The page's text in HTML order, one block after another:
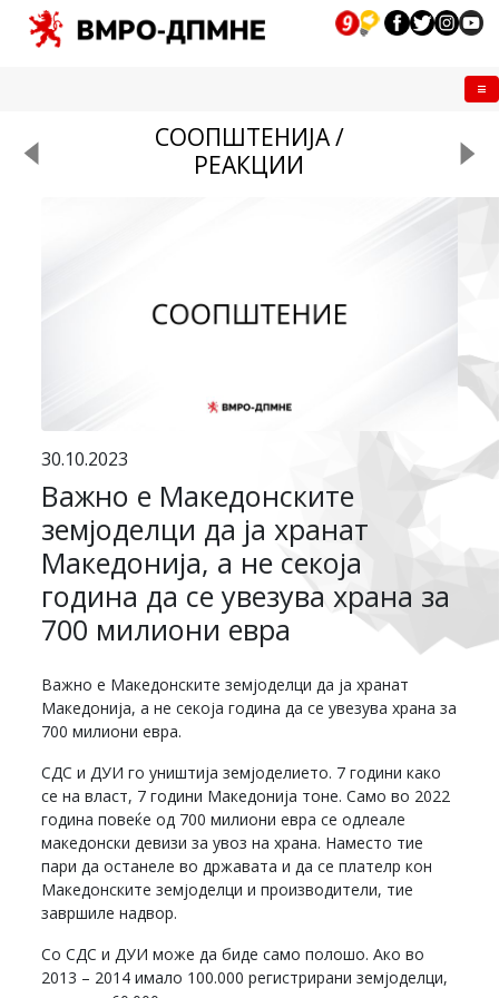
СООПШТЕНИЈА /
РЕАКЦИИ
30.10.2023
Важно е Македонските
земјоделци да ја хранат
Македонија, а не секоја
година да се увезува храна за
700 милиони евра
Важно е Македонските земјоделци да ја хранат
Македонија, а не секоја година да се увезува храна за
700 милиони евра.
СДС и ДУИ го уништија земјоделието. 7 години како
се на власт, 7 години Македонија тоне. Само во 2022
година повеќе од 700 милиони евра се одлеале
македонски девизи за увоз на храна. Наместо тие
пари да останеле во државата и да се плателр кон
Македонските земјоделци и производители, тие
завршиле надвор.
Со СДС и ДУИ може да биде само полошо. Ако во
2013 – 2014 имало 100.000 регистрирани земјоделци,